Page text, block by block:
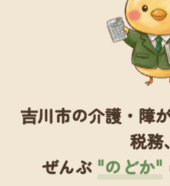
吉川市の介護・障
税務、
ぜんぶ "のどか"